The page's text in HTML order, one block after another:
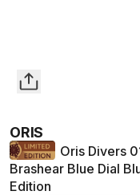
ORIS
Oris Divers
Brashear Blue Dial
Edition